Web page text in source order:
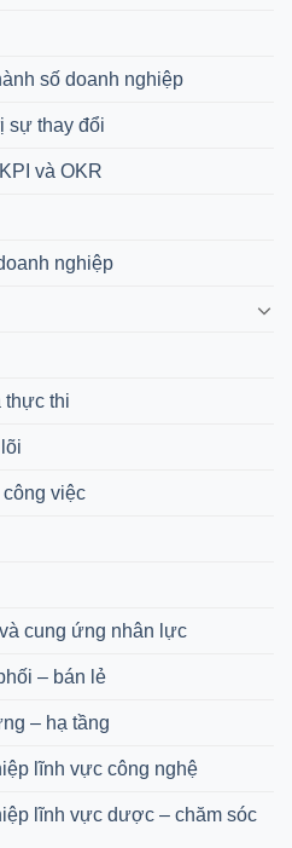
số doanh nghiệp
sự thay đổi
và OKR
nghiệp
thực thi
việc
cung ứng nhân lực
– bán lẻ
– hạ tầng
lĩnh vực công nghệ
lĩnh vực dược – chăm sóc